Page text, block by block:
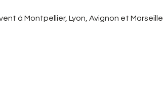
à Montpellier, Lyon, Avignon et Marseille.